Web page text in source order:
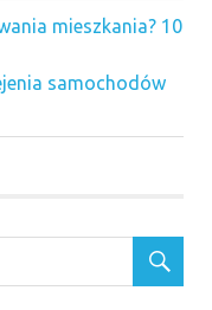
mieszkania? 10
samochodów